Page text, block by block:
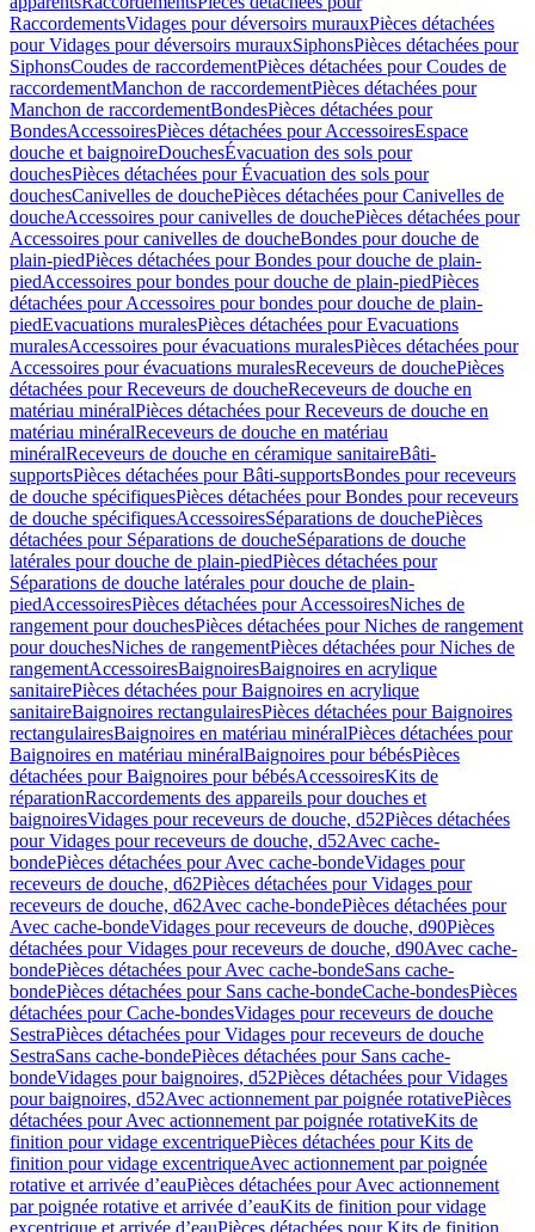
RaccordementsVidages pour déversoirs murauxPièces détachées
pour Vidages pour déversoirs murauxSiphonsPièces détachées pour
SiphonsCoudes de raccordementPièces détachées pour Coudes de
raccordementManchon de raccordementPièces détachées pour
Manchon de raccordementBondesPièces détachées pour
BondesAccessoiresPièces détachées pour AccessoiresEspace
douche et baignoireDouchesÉvacuation des sols pour
douchesPièces détachées pour Évacuation des sols pour
douchesCanivelles de douchePièces détachées pour Canivelles de
doucheAccessoires pour canivelles de douchePièces détachées pour
Accessoires pour canivelles de doucheBondes pour douche de
plain-piedPièces détachées pour Bondes pour douche de plain-
piedAccessoires pour bondes pour douche de plain-piedPièces
détachées pour Accessoires pour bondes pour douche de plain-
piedEvacuations muralesPièces détachées pour Evacuations
muralesAccessoires pour évacuations muralesPièces détachées pour
Accessoires pour évacuations muralesReceveurs de douchePièces
détachées pour Receveurs de doucheReceveurs de douche en
matériau minéralPièces détachées pour Receveurs de douche en
matériau minéralReceveurs de douche en matériau
minéralReceveurs de douche en céramique sanitaireBâti-
supportsPièces détachées pour Bâti-supportsBondes pour receveurs
de douche spécifiquesPièces détachées pour Bondes pour receveurs
de douche spécifiquesAccessoiresSéparations de douchePièces
détachées pour Séparations de doucheSéparations de douche
latérales pour douche de plain-piedPièces détachées pour
Séparations de douche latérales pour douche de plain-
piedAccessoiresPièces détachées pour AccessoiresNiches de
rangement pour douchesPièces détachées pour Niches de rangement
pour douchesNiches de rangementPièces détachées pour Niches de
rangementAccessoiresBaignoiresBaignoires en acrylique
sanitairePièces détachées pour Baignoires en acrylique
sanitaireBaignoires rectangulairesPièces détachées pour Baignoires
rectangulairesBaignoires en matériau minéralPièces détachées pour
Baignoires en matériau minéralBaignoires pour bébésPièces
détachées pour Baignoires pour bébésAccessoiresKits de
réparationRaccordements des appareils pour douches et
baignoiresVidages pour receveurs de douche, d52Pièces détachées
pour Vidages pour receveurs de douche, d52Avec cache-
bondePièces détachées pour Avec cache-bondeVidages pour
receveurs de douche, d62Pièces détachées pour Vidages pour
receveurs de douche, d62Avec cache-bondePièces détachées pour
Avec cache-bondeVidages pour receveurs de douche, d90Pièces
détachées pour Vidages pour receveurs de douche, d90Avec cache-
bondePièces détachées pour Avec cache-bondeSans cache-
bondePièces détachées pour Sans cache-bondeCache-bondesPièces
détachées pour Cache-bondesVidages pour receveurs de douche
SestraPièces détachées pour Vidages pour receveurs de douche
SestraSans cache-bondePièces détachées pour Sans cache-
bondeVidages pour baignoires, d52Pièces détachées pour Vidages
pour baignoires, d52Avec actionnement par poignée rotativePièces
détachées pour Avec actionnement par poignée rotativeKits de
finition pour vidage excentriquePièces détachées pour Kits de
finition pour vidage excentriqueAvec actionnement par poignée
rotative et arrivée d’eauPièces détachées pour Avec actionnement
par poignée rotative et arrivée d’eauKits de finition pour vidage
excentrique et arrivée d’eauPièces détachées pour Kits de finition